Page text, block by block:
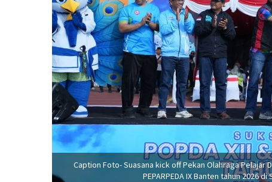
Caption Foto- Suasana kick off Pekan Olahraga Pelajar
PEPARPEDA IX Banten tahun 2026